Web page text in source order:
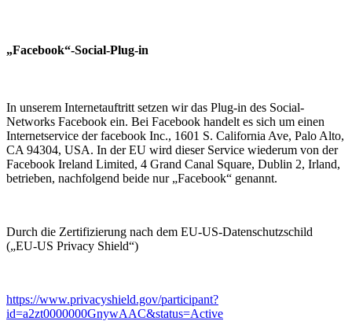
„Facebook“-Social-Plug-in
In unserem Internetauftritt setzen wir das Plug-in des Social-
Networks Facebook ein. Bei Facebook handelt es sich um einen
Internetservice der facebook Inc., 1601 S. California Ave, Palo Alto,
CA 94304, USA. In der EU wird dieser Service wiederum von der
Facebook Ireland Limited, 4 Grand Canal Square, Dublin 2, Irland,
betrieben, nachfolgend beide nur „Facebook“ genannt.
Durch die Zertifizierung nach dem EU-US-Datenschutzschild
(„EU-US Privacy Shield“)
https://www.privacyshield.gov/participant?
id=a2zt0000000GnywAAC&status=Active